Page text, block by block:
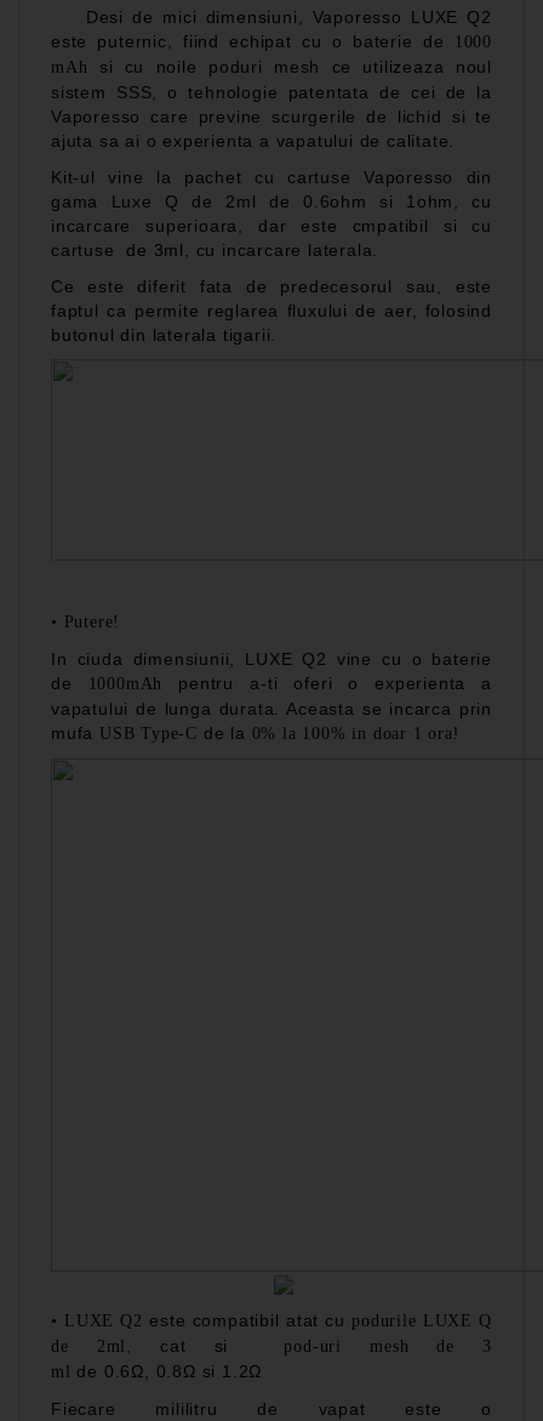
Desi de mici dimensiuni, Vaporesso LUXE Q2
este puternic, fiind echipat cu o baterie de
1000
mAh
si cu noile poduri mesh ce utilizeaza noul
sistem SSS, o tehnologie patentata de cei de la
Vaporesso care previne scurgerile de lichid si te
ajuta sa ai o experienta a vapatului de calitate.
Kit-ulvine la pachet cu cartuse Vaporesso din
gama Luxe Q de 2ml de 0.6ohm si 1ohm, cu
incarcare superioara, dar este cmpatibil si cu
cartuse de 3ml, cu incarcare laterala.
Ce este diferit fata de predecesorul sau, este
faptul ca permite reglarea fluxului de aer, folosind
butonul din laterala tigarii.
• Putere!
In ciuda dimensiunii, LUXE Q2 vine cu o baterie
de
1000mAh
pentru a-ti oferi o experienta a
vapatului de lunga durata. Aceasta se incarca prin
mufa USB Type-C de la 0% la 100% in doar 1 ora !
• LUXE Q2 este compatibil atat cu podurile LUXE Q
de 2ml
, cat si p od-uri mesh de 3
ml de 0.6Ω, 0.8Ω si 1.2Ω
Fiecare mililitru de vapat este o